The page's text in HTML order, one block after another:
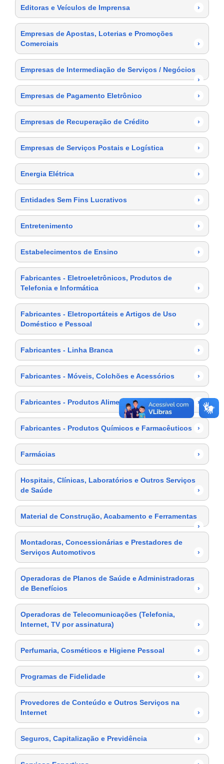
Editoras e Veículos de Imprensa ›
Empresas de Apostas, Loterias e Promoções
Comerciais
›
Empresas de Intermediação de Serviços / Negócios
›
Empresas de Pagamento Eletrônico
›
Empresas de Recuperação de Crédito ›
Empresas de Serviços Postais e Logística ›
Energia Elétrica ›
Entidades Sem Fins Lucrativos ›
Entretenimento ›
Estabelecimentos de Ensino ›
Fabricantes - Eletroeletrônicos, Produtos de
Telefonia e Informática
›
Fabricantes - Eletroportáteis e Artigos de Uso
Doméstico e Pessoal
›
Fabricantes - Linha Branca ›
Fabricantes - Móveis, Colchões e Acessórios ›
Fabricantes - Produtos Alimentícios ›
Fabricantes - Produtos Químicos e Farmacêuticos ›
Farmácias ›
Hospitais, Clínicas, Laboratórios e Outros Serviços
de Saúde
›
Material de Construção, Acabamento e Ferramentas
›
Montadoras, Concessionárias e Prestadores de
Serviços Automotivos
›
Operadoras de Planos de Saúde e Administradoras
de Benefícios
›
Operadoras de Telecomunicações (Telefonia,
Internet, TV por assinatura)
›
Perfumaria, Cosméticos e Higiene Pessoal ›
Programas de Fidelidade ›
Provedores de Conteúdo e Outros Serviços na
Internet
›
Seguros, Capitalização e Previdência ›